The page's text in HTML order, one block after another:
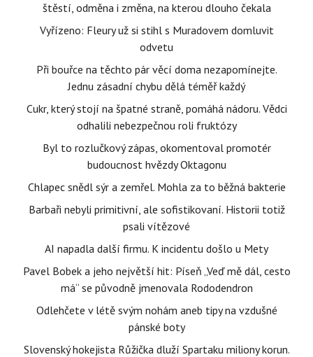
štěstí, odměna i změna, na kterou dlouho čekala
Vyřízeno: Fleury už si stihl s Muradovem domluvit
odvetu
Při bouřce na těchto pár věcí doma nezapomínejte.
Jednu zásadní chybu dělá téměř každý
Cukr, který stojí na špatné straně, pomáhá nádoru. Vědci
odhalili nebezpečnou roli fruktózy
Byl to rozlučkový zápas, okomentoval promotér
budoucnost hvězdy Oktagonu
Chlapec snědl sýr a zemřel. Mohla za to běžná bakterie
Barbaři nebyli primitivní, ale sofistikovaní. Historii totiž
psali vítězové
AI napadla další firmu. K incidentu došlo u Mety
Pavel Bobek a jeho největší hit: Píseň „Veď mě dál, cesto
má“ se původně jmenovala Rododendron
Odlehčete v létě svým nohám aneb tipy na vzdušné
pánské boty
Slovenský hokejista Růžička dluží Spartaku miliony korun.